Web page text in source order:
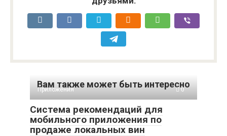
Вам также может быть интересно
Приложения 0
Система рекомендаций для
мобильного приложения по
продаже локальных вин